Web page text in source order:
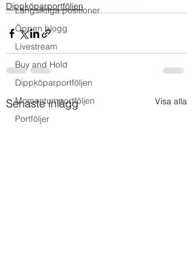
Långsiktiga positioner
Öppen blogg
Livestream
Buy and Hold
Dippköparportföljen
Momentumportföljen
Portföljer
Dippköparportföljen
Senaste inlägg Visa alla